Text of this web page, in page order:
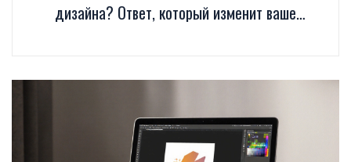
дизайна? Ответ, который изменит ваше